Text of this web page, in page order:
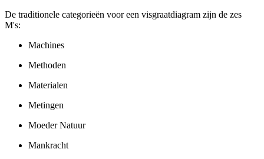
De traditionele categorieën voor een visgraatdiagram zijn de zes
M's:
Machines
Methoden
Materialen
Metingen
Moeder Natuur
Mankracht